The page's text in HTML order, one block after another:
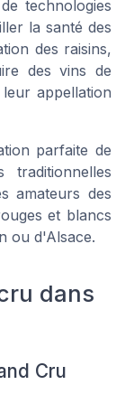
technologies
la santé des
des raisins,
des vins de
appellation
parfaite de
amateurs des
et blancs
ou d'Alsace.
dans
Cru